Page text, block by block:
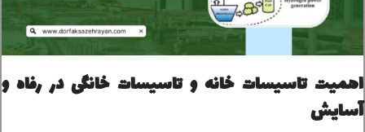
اهمیت تاسیسات خانه و تاسیسات خانگی در رفاه و
آسایش